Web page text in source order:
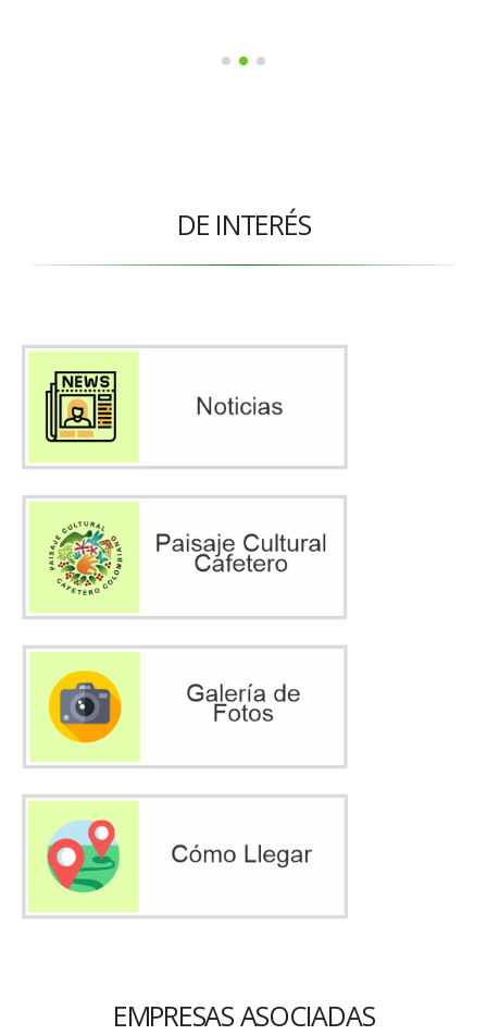
DE INTERÉS
EMPRESAS ASOCIADAS